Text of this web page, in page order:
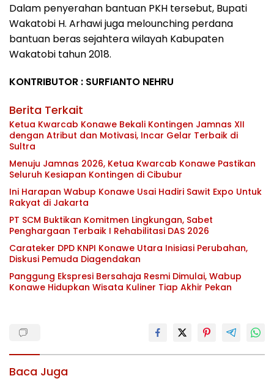
Dalam penyerahan bantuan PKH tersebut, Bupati
Wakatobi H. Arhawi juga melounching perdana
bantuan beras sejahtera wilayah Kabupaten
Wakatobi tahun 2018.
KONTRIBUTOR : SURFIANTO NEHRU
Berita Terkait
Ketua Kwarcab Konawe Bekali Kontingen Jamnas XII
dengan Atribut dan Motivasi, Incar Gelar Terbaik di
Sultra
Menuju Jamnas 2026, Ketua Kwarcab Konawe Pastikan
Seluruh Kesiapan Kontingen di Cibubur
Ini Harapan Wabup Konawe Usai Hadiri Sawit Expo Untuk
Rakyat di Jakarta
PT SCM Buktikan Komitmen Lingkungan, Sabet
Penghargaan Terbaik I Rehabilitasi DAS 2026
Carateker DPD KNPI Konawe Utara Inisiasi Perubahan,
Diskusi Pemuda Diagendakan
Panggung Ekspresi Bersahaja Resmi Dimulai, Wabup
Konawe Hidupkan Wisata Kuliner Tiap Akhir Pekan
Baca Juga